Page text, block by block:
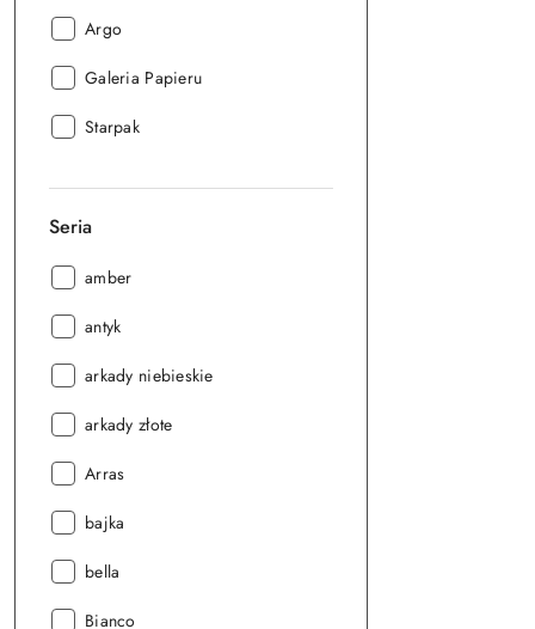
Producent:
Argo
Producent:
Galeria Papieru
Producent:
Starpak
Seria
Seria:
amber
Seria:
antyk
Seria:
arkady niebieskie
Seria:
arkady złote
Seria:
Arras
Seria:
bajka
Seria:
bella
Seria:
Bianco